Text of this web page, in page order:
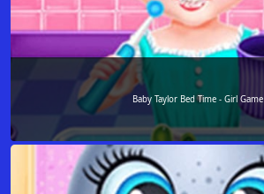
Baby Taylor Bed Time - Girl Game